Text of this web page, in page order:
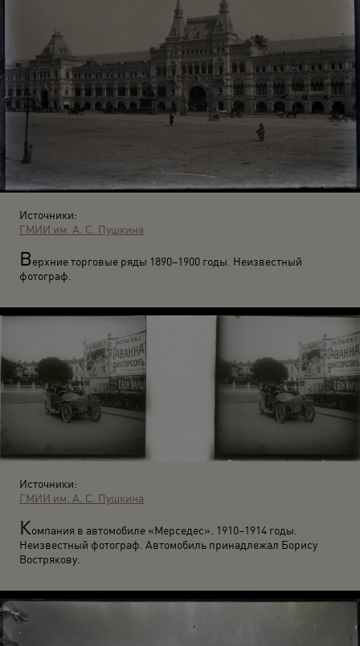
Источники:
ГМИИ им. А. С. Пушкина
Верхние торговые ряды 1890–1900 годы. Неизвестный
фотограф.
Источники:
ГМИИ им. А. С. Пушкина
Компания в автомобиле «Мерседес». 1910–1914 годы.
Неизвестный фотограф. Автомобиль принадлежал Борису
Вострякову.